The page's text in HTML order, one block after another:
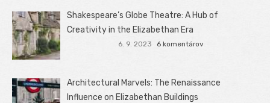
Shakespeare’s Globe Theatre: A Hub of
Creativity in the Elizabethan Era
6. 9. 2023 6 komentárov
Architectural Marvels: The Renaissance
Influence on Elizabethan Buildings